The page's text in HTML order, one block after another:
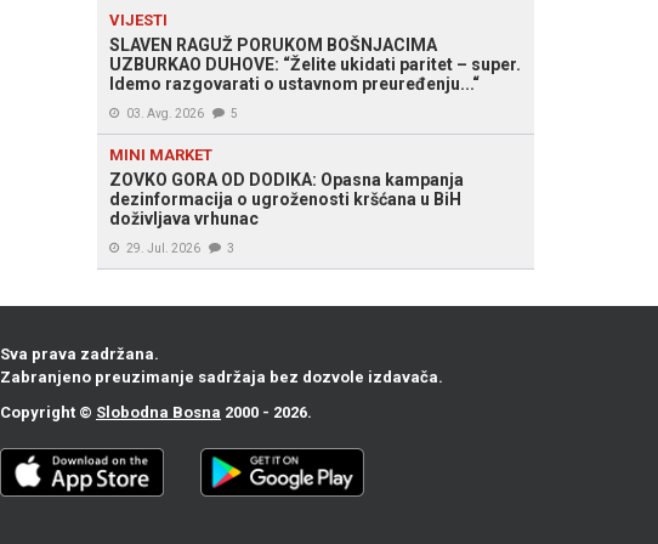
VIJESTI
SLAVEN RAGUŽ PORUKOM BOŠNJACIMA
UZBURKAO DUHOVE: “Želite ukidati paritet – super.
Idemo razgovarati o ustavnom preuređenju...“
03. Avg. 2026 5
MINI MARKET
ZOVKO GORA OD DODIKA: Opasna kampanja
dezinformacija o ugroženosti kršćana u BiH
doživljava vrhunac
29. Jul. 2026 3
Sva prava zadržana.
Zabranjeno preuzimanje sadržaja bez dozvole izdavača.
Copyright © Slobodna Bosna 2000 - 2026.